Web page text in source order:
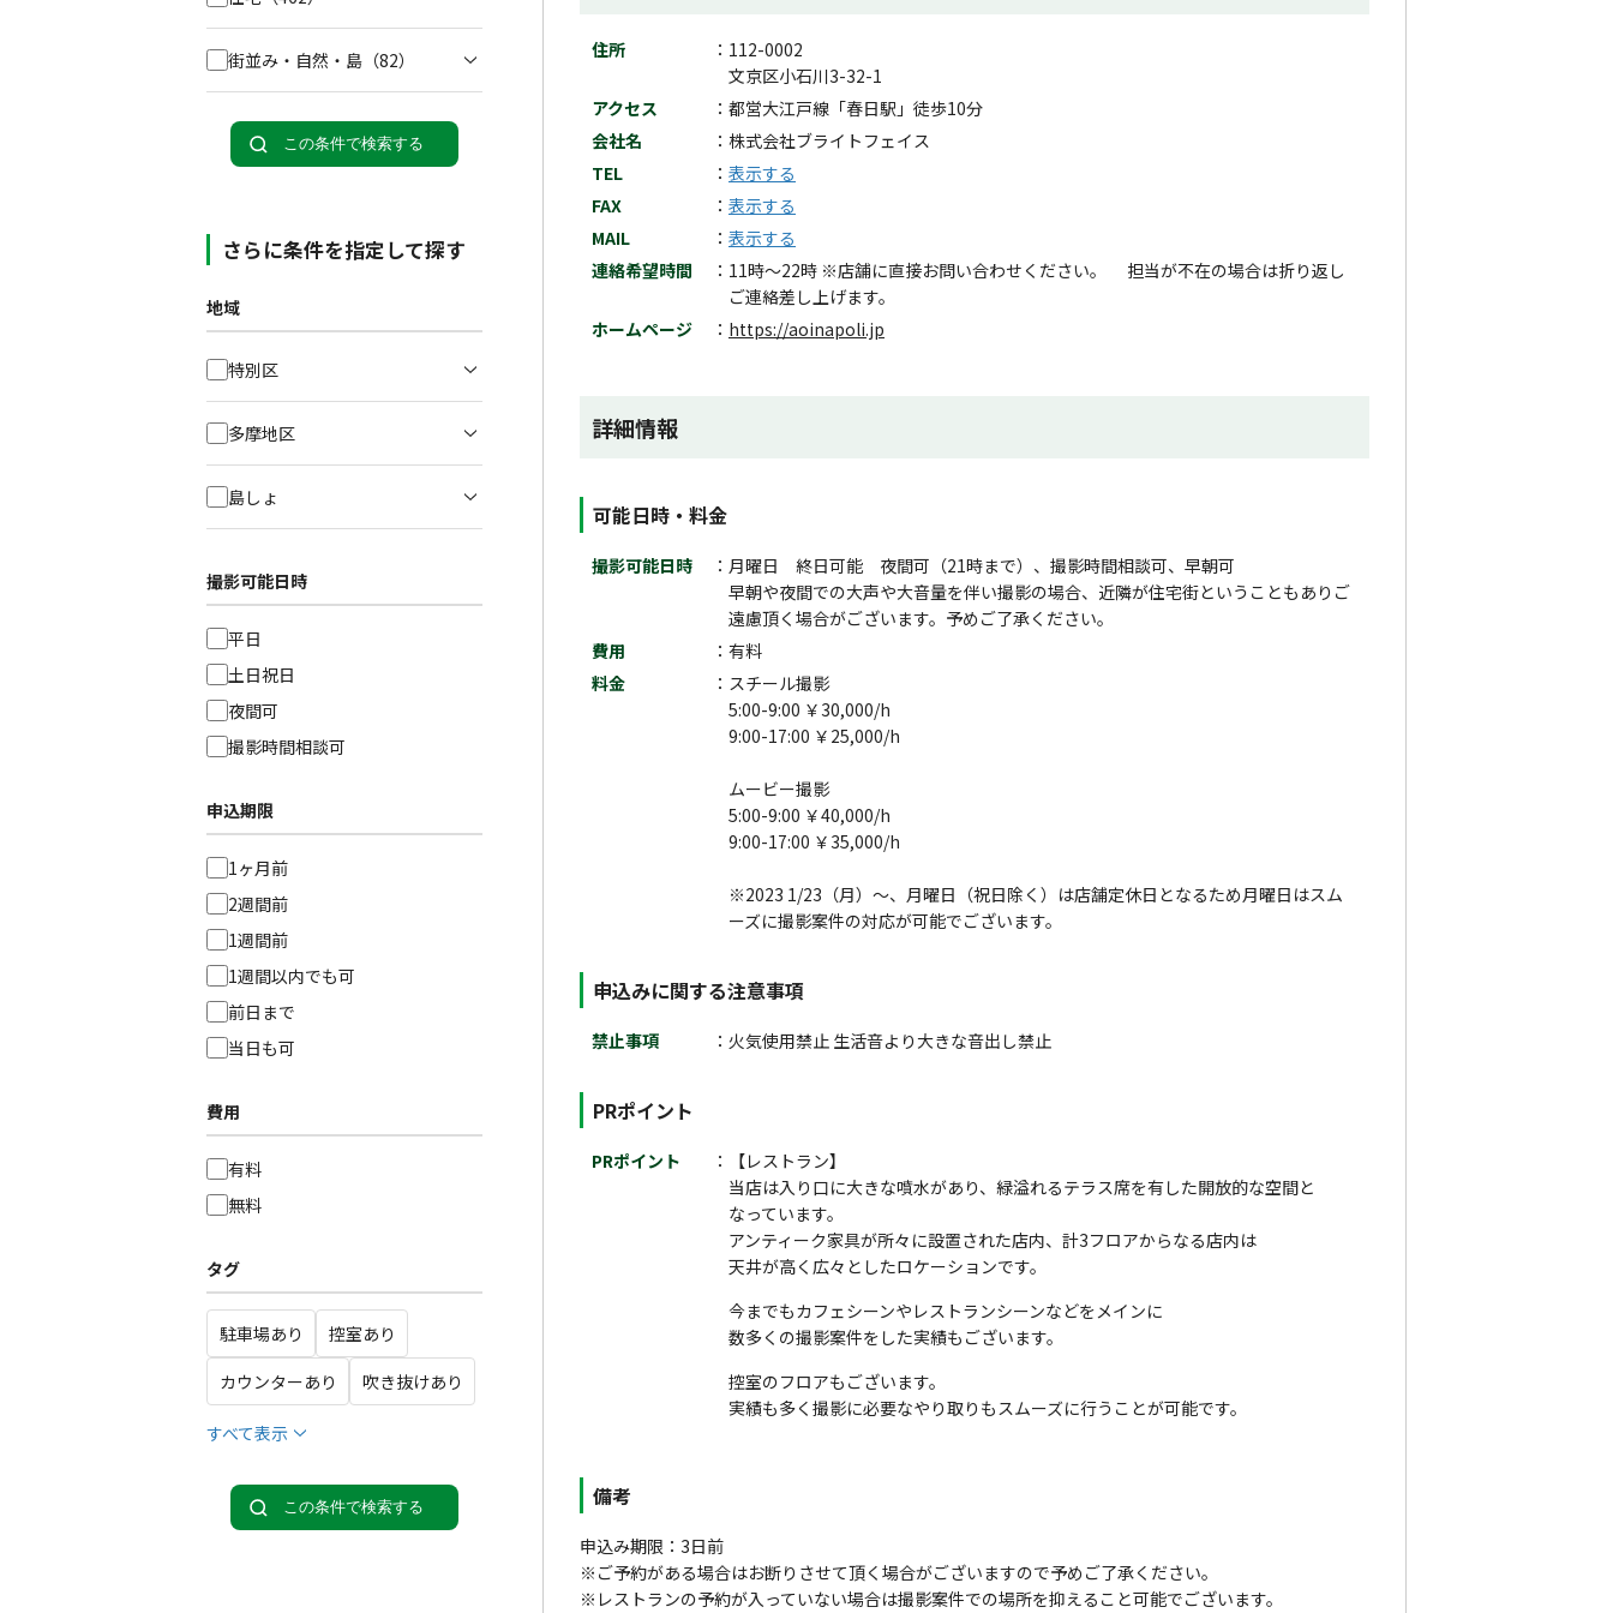
住所
112-0002
文京区小石川3-32-1
アクセス
都営大江戸線「春日駅」徒歩10分
会社名
株式会社ブライトフェイス
TEL
表示する
FAX
表示する
MAIL
表示する
連絡希望時間
11時～22時 ※店舗に直接お問い合わせください。 担当が不在の場合は折り返し
ご連絡差し上げます。
ホームページ
https://aoinapoli.jp
詳細情報
可能日時・料金
撮影可能日時
月曜日 終日可能 夜間可（21時まで）、撮影時間相談可、早朝可
早朝や夜間での大声や大音量を伴い撮影の場合、近隣が住宅街ということもありご
遠慮頂く場合がございます。予めご了承ください。
費用
有料
料金
スチール撮影
5:00-9:00 ￥30,000/h
9:00-17:00 ￥25,000/h
ムービー撮影
5:00-9:00 ￥40,000/h
9:00-17:00 ￥35,000/h
※2023 1/23（月）～、月曜日（祝日除く）は店舗定休日となるため月曜日はスム
ーズに撮影案件の対応が可能でございます。
申込みに関する注意事項
禁止事項 火気使用禁止 生活音より大きな音出し禁止
PRポイント
PRポイント
【レストラン】
当店は入り口に大きな噴水があり、緑溢れるテラス席を有した開放的な空間と
なっています。
アンティーク家具が所々に設置された店内、計3フロアからなる店内は
天井が高く広々としたロケーションです。
今までもカフェシーンやレストランシーンなどをメインに
数多くの撮影案件をした実績もございます。
控室のフロアもございます。
実績も多く撮影に必要なやり取りもスムーズに行うことが可能です。
備考
申込み期限：3日前
※ご予約がある場合はお断りさせて頂く場合がございますので予めご了承ください。
※レストランの予約が入っていない場合は撮影案件での場所を抑えること可能でございます。
街並み・自然・島 （82）
この条件で検索する
さらに条件を指定して探す
地域
特別区
多摩地区
島しょ
撮影可能日時
平日
土日祝日
夜間可
撮影時間相談可
申込期限
1ヶ月前
2週間前
1週間前
1週間以内でも可
前日まで
当日も可
費用
有料
無料
タグ
駐車場あり
控室あり
カウンターあり
吹き抜けあり
すべて表示
この条件で検索する